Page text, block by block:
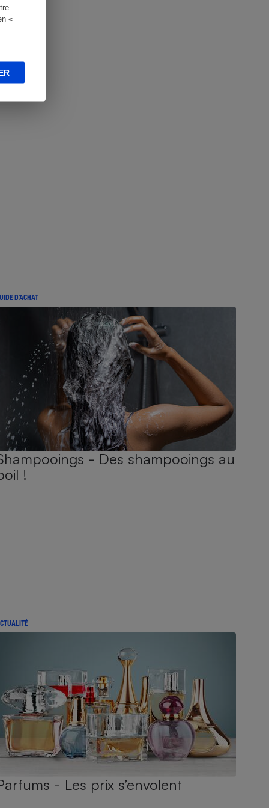
«
D'ACHAT
- Des shampooings au
!
- Les prix s’envolent